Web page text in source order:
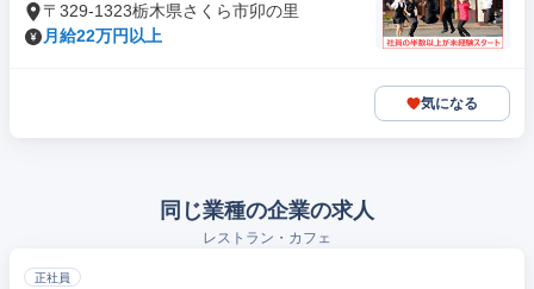
〒329-1323栃木県さくら市卯の里
月給22万円以上
気になる
同じ業種の企業の求人
レストラン・カフェ
正社員